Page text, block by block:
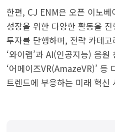
한편, CJ ENM은 오픈 이노
성장을 위한 다양한 활동을 진
투자를 단행하며, 전략 카테
‘와이랩’과 AI(인공지능) 음
‘어메이즈VR(AmazeVR)’ 등
트렌드에 부응하는 미래 혁신